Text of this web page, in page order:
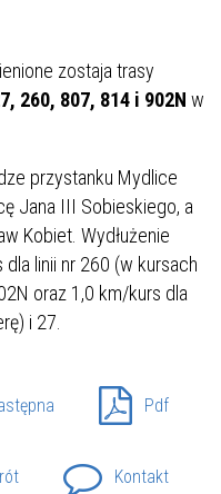
zostaja trasy
260, 807, 814 i 902N w
przystanku Mydlice
Jana III Sobieskiego, a
Kobiet. Wydłużenie
linii nr 260 (w kursach
oraz 1,0 km/kurs dla
i 27.
Pdf
Kontakt